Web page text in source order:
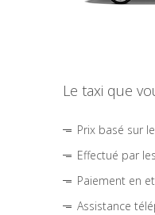
Le taxi que
Prix basé sur
Effectué par
Paiement en
Assistance